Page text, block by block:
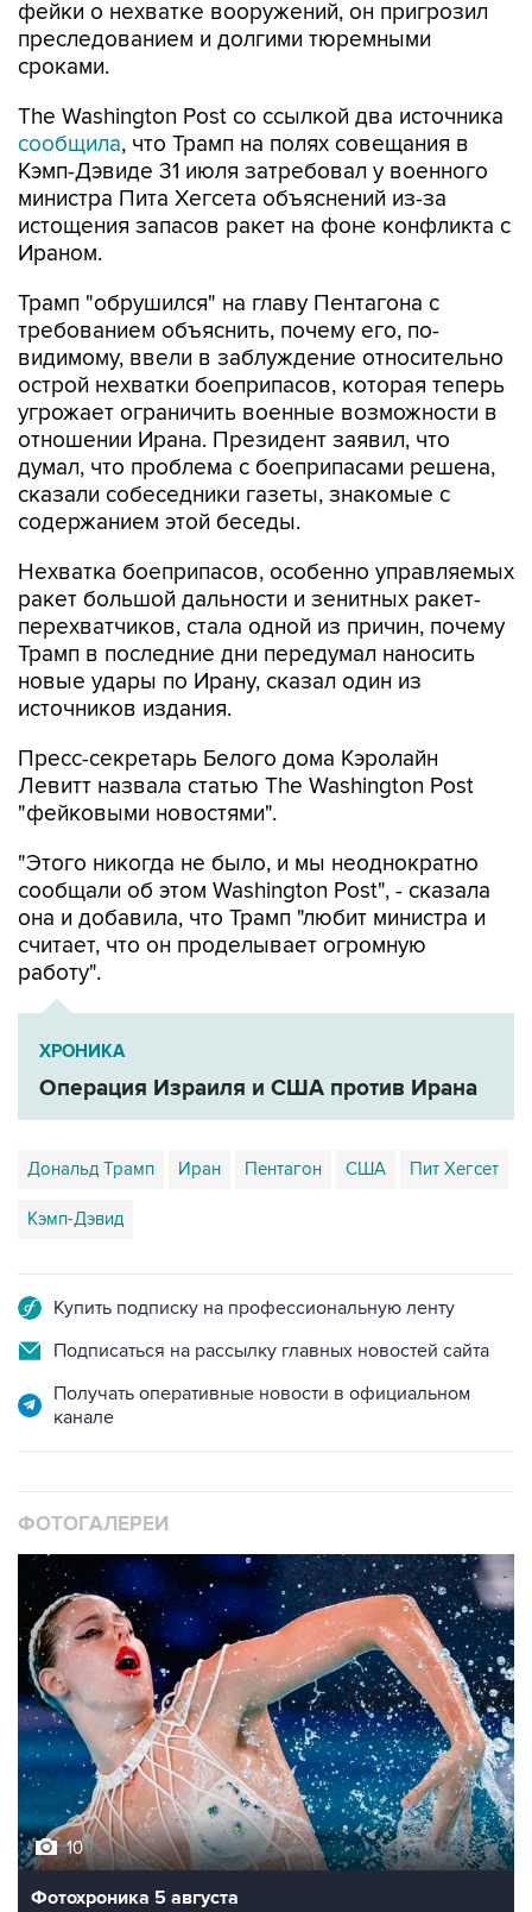
фейки о нехватке вооружений, он пригрозил
преследованием и долгими тюремными
сроками.
The Washington Post со ссылкой два источника
сообщила, что Трамп на полях совещания в
Кэмп-Дэвиде 31 июля затребовал у военного
министра Пита Хегсета объяснений из-за
истощения запасов ракет на фоне конфликта с
Ираном.
Трамп "обрушился" на главу Пентагона с
требованием объяснить, почему его, по-
видимому, ввели в заблуждение относительно
острой нехватки боеприпасов, которая теперь
угрожает ограничить военные возможности в
отношении Ирана. Президент заявил, что
думал, что проблема с боеприпасами решена,
сказали собеседники газеты, знакомые с
содержанием этой беседы.
Нехватка боеприпасов, особенно управляемых
ракет большой дальности и зенитных ракет-
перехватчиков, стала одной из причин, почему
Трамп в последние дни передумал наносить
новые удары по Ирану, сказал один из
источников издания.
Пресс-секретарь Белого дома Кэролайн
Левитт назвала статью The Washington Post
"фейковыми новостями".
"Этого никогда не было, и мы неоднократно
сообщали об этом Washington Post", - сказала
она и добавила, что Трамп "любит министра и
считает, что он проделывает огромную
работу".
ХРОНИКА
Операция Израиля и США против Ирана
Дональд Трамп Иран Пентагон США Пит Хегсет
Кэмп-Дэвид
Купить подписку на профессиональную ленту
Подписаться на рассылку главных новостей сайта
Получать оперативные новости в официальном
канале
ФОТОГАЛЕРЕИ
10
Фотохроника 5 августа